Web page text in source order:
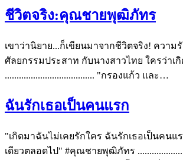
ชีวิตจริง:คุณชายพุฒิภัทร
เขาว่านิยาย...ก็เขียนมาจากชีวิตจริง! ความ
ศัลยกรรมประสาท กับนางสาวไทย ใครว่าเ
...................................... "กรองแก้ว และ…
ฉันรักเธอเป็นคนแรก
"เกิดมาฉันไม่เคยรักใคร ฉันรักเธอเป็นคนแ
เดียวตลอดไป" #คุณชายพุฒิภัทร